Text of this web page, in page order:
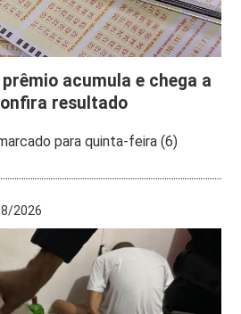
acumula e chega a
resultado
para quinta-feira (6)
2026